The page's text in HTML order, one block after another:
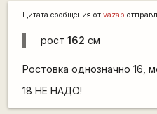
Цитата сообщения от vazab
рост 162 см
Ростовка однозначно 16,
18 НЕ НАДО!